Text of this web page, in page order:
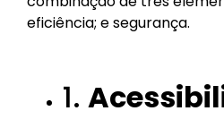
eficiência; e segurança.
1.